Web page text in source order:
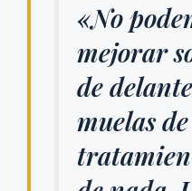
«No
mejorar
de
muelas